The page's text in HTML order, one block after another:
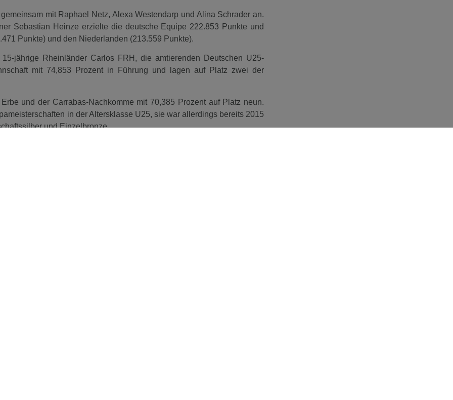
mit Raphael Netz, Alexa Westendarp und Alina Schrader an.
Sebastian Heinze erzielte die deutsche Equipe 222.853 Punkte und
Punkte) und den Niederlanden (213.559 Punkte).
jährige Rheinländer Carlos FRH, die amtierenden Deutschen U25-
mit 74,853 Prozent in Führung und lagen auf Platz zwei der
und der Carrabas-Nachkomme mit 70,385 Prozent auf Platz neun.
in der Altersklasse U25, sie war allerdings bereits 2015
und Einzelbronze.